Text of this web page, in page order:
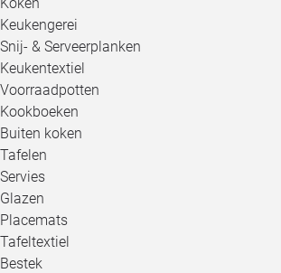
Keukengerei
Snij- & Serveerplanken
Keukentextiel
Voorraadpotten
Kookboeken
Buiten koken
Tafelen
Servies
Glazen
Placemats
Tafeltextiel
Bestek